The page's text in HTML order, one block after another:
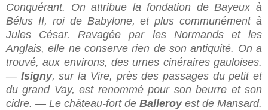
Conquérant. On attribue la fondation de Bayeux à
Bélus II, roi de Babylone, et plus communément à
Jules César. Ravagée par les Normands et les
Anglais, elle ne con­serve rien de son antiquité. On a
trouvé, aux environs, des urnes ci­néraires gauloises.
— Isigny, sur la Vire, près des passages du petit et
du grand Vay, est renommé pour son beurre et son
cidre. — Le château-fort de Balleroyest de Mansard.